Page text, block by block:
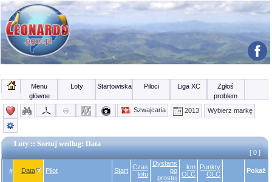
Menu
główne
Loty Startowiska Piloci Liga XC
Zgłoś
problem
Szwajcaria
2013 Wybierz markę
Loty :: Sortuj według: Data
[ 0 ]
# Data Pilot Start Czas
lotu
Dystans
po
prostej
km
OLC
Punkty
OLC
Pokaż